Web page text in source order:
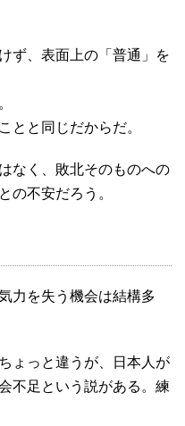
ず、表面上の「普通」を
とと同じだからだ。
なく、敗北そのものへの
の不安だろう。
力を失う機会は結構多
ょっと違うが、日本人が
不足という説がある。練